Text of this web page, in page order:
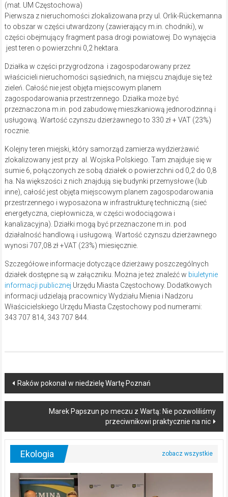
(mat. UM Częstochowa)
Pierwsza z nieruchomości zlokalizowana przy ul. Orlik-Rückemanna
to obszar w części utwardzony (zawierający m.in. chodniki), w
części obejmujący fragment pasa drogi powiatowej. Do wynajęcia
jest teren o powierzchni 0,2 hektara.
Działka w części przygrodzona i zagospodarowany przez
właścicieli nieruchomości sąsiednich, na miejscu znajduje się też
zieleń. Całość nie jest objęta miejscowym planem
zagospodarowania przestrzennego. Działka może być
przeznaczona m.in. pod zabudowę mieszkaniową jednorodzinną i
usługową. Wartość czynszu dzierżawnego to 330 zł + VAT (23%)
rocznie.
Kolejny teren miejski, który samorząd zamierza wydzierżawić
zlokalizowany jest przy al. Wojska Polskiego. Tam znajduje się w
sumie 6, połączonych ze sobą działek o powierzchni od 0,2 do 0,8
ha. Na większości z nich znajdują się budynki przemysłowe (lub
inne), całość jest objęta miejscowym planem zagospodarowania
przestrzennego i wyposażona w infrastrukturę techniczną (sieć
energetyczna, ciepłownicza, w części wodociągowa i
kanalizacyjna). Działki mogą być przeznaczone m.in. pod
działalność handlową i usługową. Wartość czynszu dzierżawnego
wynosi 707,08 zł +VAT (23%) miesięcznie.
Szczegółowe informacje dotyczące dzierżawy poszczególnych
działek dostępne są w załączniku. Można je też znaleźć w biuletynie
informacji publicznej Urzędu Miasta Częstochowy. Dodatkowych
informacji udzielają pracownicy Wydziału Mienia i Nadzoru
Właścicielskiego Urzędu Miasta Częstochowy pod numerami:
343 707 814, 343 707 844.
Post
navigation
Raków pokonał w niedzielę Wartę Poznań
Marek Papszun po meczu z Wartą: Nie pozwoliliśmy
przeciwnikowi praktycznie na nic
Ekologia